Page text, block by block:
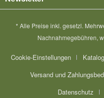
* Alle Preise inkl. gesetzl.
Nachnahmegebühren,
Cookie-Einstellungen
Versand und
Datenschutz